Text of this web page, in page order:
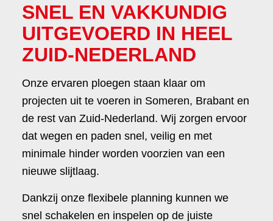
SNEL EN VAKKUNDIG
UITGEVOERD IN HEEL
ZUID-NEDERLAND
Onze ervaren ploegen staan klaar om
projecten uit te voeren in Someren, Brabant en
de rest van Zuid-Nederland. Wij zorgen ervoor
dat wegen en paden snel, veilig en met
minimale hinder worden voorzien van een
nieuwe slijtlaag.
Dankzij onze flexibele planning kunnen we
snel schakelen en inspelen op de juiste